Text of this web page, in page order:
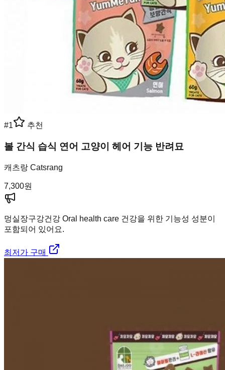
#1 추천
볼 간식 습식 연어 고양이 헤어 기능 반려묘
캐츠랑 Catsrang
7,300원
멍실장구강건강 Oral health care 건강을 위한 기능성 성분이
포함되어 있어요.
최저가 구매